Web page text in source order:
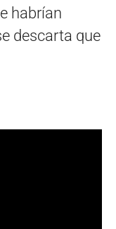
habrían
descarta que